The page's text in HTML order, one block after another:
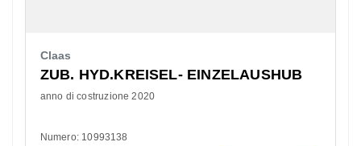
Claas
ZUB. HYD.KREISEL- EINZELAUSHUB
anno di costruzione 2020
Numero: 10993138